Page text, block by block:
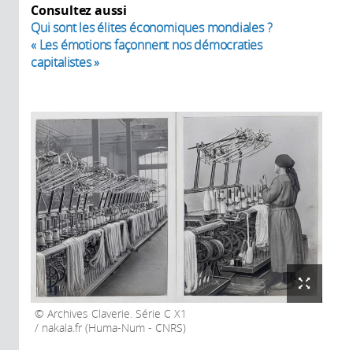
Consultez aussi
Qui sont les élites économiques mondiales ?
« Les émotions façonnent nos démocraties
capitalistes »
Archives Claverie. Série C X1
/ nakala.fr (Huma-Num - CNRS)